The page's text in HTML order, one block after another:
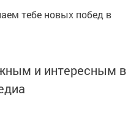
тебе новых побед в
и интересным в